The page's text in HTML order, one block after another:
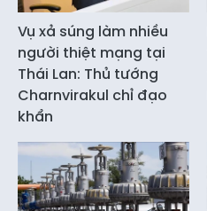
Vụ xả súng làm nhiều
người thiệt mạng tại
Thái Lan: Thủ tướng
Charnvirakul chỉ đạo
khẩn